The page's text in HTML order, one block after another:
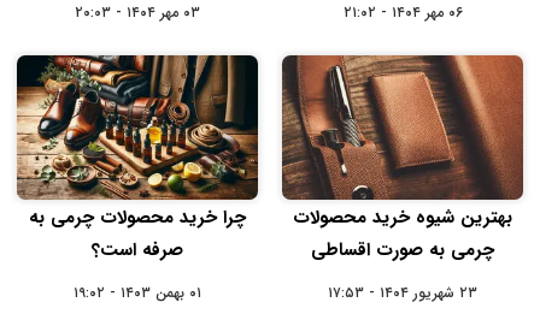
۰۶ مهر ۱۴۰۴ - ۲۱:۰۲ ۰۳ مهر ۱۴۰۴ - ۲۰:۰۳
بهترین شیوه خرید محصولات
چرمی به صورت اقساطی
۲۳ شهریور ۱۴۰۴ - ۱۷:۵۳
چرا خرید محصولات چرمی به
صرفه است؟
۰۱ بهمن ۱۴۰۳ - ۱۹:۰۲